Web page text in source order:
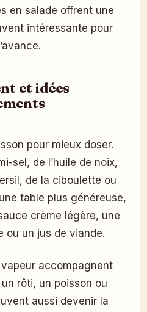
en salade offrent une
intéressante pour
et idées
pour mieux doser.
sel, de l’huile de noix,
de la ciboulette ou
table plus généreuse,
crème légère, une
ou un jus de viande.
accompagnent
rôti, un poisson ou
aussi devenir la